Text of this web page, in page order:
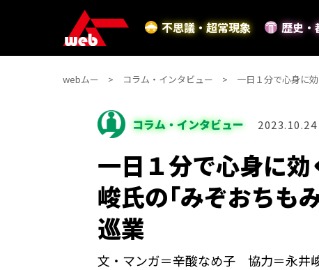
不思議・超常現象 歴史・
webムー コラム・インタビュー 一日１分で心身に
コラム・インタビュー 2023.10.24
一日１分で心身に
峻氏の｢みぞおちも
巡業
文・マンガ＝辛酸なめ子 協力＝永井